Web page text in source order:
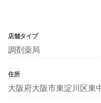
店舗タイプ
調剤薬局
住所
大阪府大阪市東淀川区